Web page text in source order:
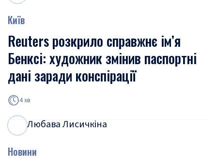
Київ
Reuters розкрило справжнє ім’я
Бенксі: художник змінив паспортні
дані заради конспірації
4 хв
Любава Лисичкіна
Новини